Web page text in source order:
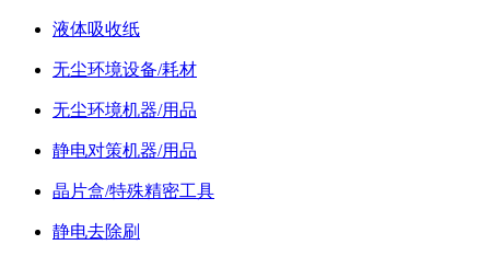
液体吸收纸
无尘环境设备/耗材
无尘环境机器/用品
静电对策机器/用品
晶片盒/特殊精密工具
静电去除刷